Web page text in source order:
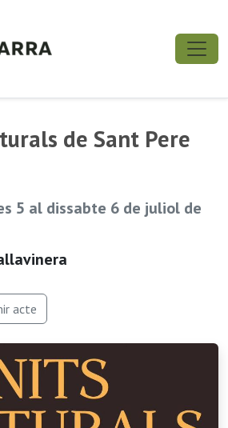
de Sant Pere
5 al dissabte 6 de juliol de
acte